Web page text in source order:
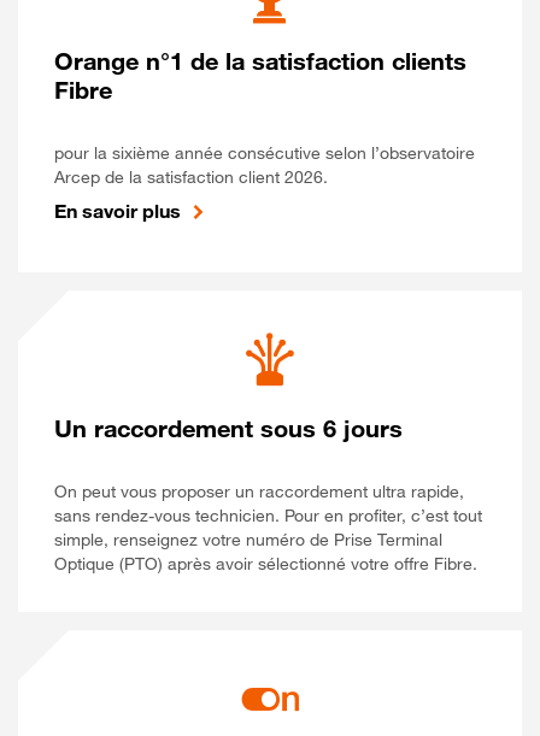
Orange n°1 de la satisfaction clients
Fibre
pour la sixième année consécutive selon l’observatoire
Arcep de la satisfaction client 2026.
En savoir plus
Un raccordement sous 6 jours
On peut vous proposer un raccordement ultra rapide,
sans rendez-vous technicien. Pour en profiter, c’est tout
simple, renseignez votre numéro de Prise Terminal
Optique (PTO) après avoir sélectionné votre offre Fibre.